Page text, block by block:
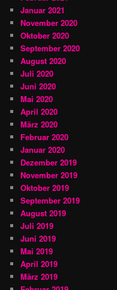
Januar 2021
November 2020
Oktober 2020
September 2020
August 2020
Juli 2020
Juni 2020
Mai 2020
April 2020
März 2020
Februar 2020
Januar 2020
Dezember 2019
November 2019
Oktober 2019
September 2019
August 2019
Juli 2019
Juni 2019
Mai 2019
April 2019
März 2019